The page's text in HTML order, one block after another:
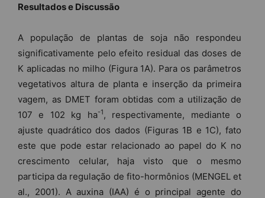
Resultados e Discussão
A população de plantas de soja não respondeu
significativamente pelo efeito residual das doses de
K aplicadas no milho (Figura 1A). Para os parâmetros
vegetativos altura de planta e inserção da primeira
vagem, as DMET foram obtidas com a utilização de
107 e 102 kg ha-1 , respectivamente, mediante o
ajuste quadrático dos dados (Figuras 1B e 1C), fato
este que pode estar relacionado ao papel do K no
crescimento celular, haja visto que o mesmo
participa da regulação de fito-hormônios (MENGEL et
al., 2001). A auxina (IAA) é o principal agente do